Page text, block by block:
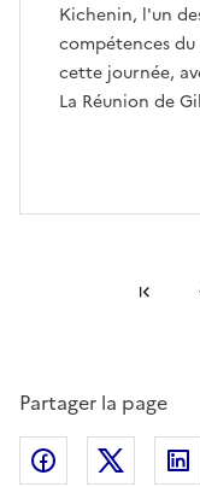
Kichenin, l'un
compétences
cette journée,
La Réunion de
Partager la page
Partager sur